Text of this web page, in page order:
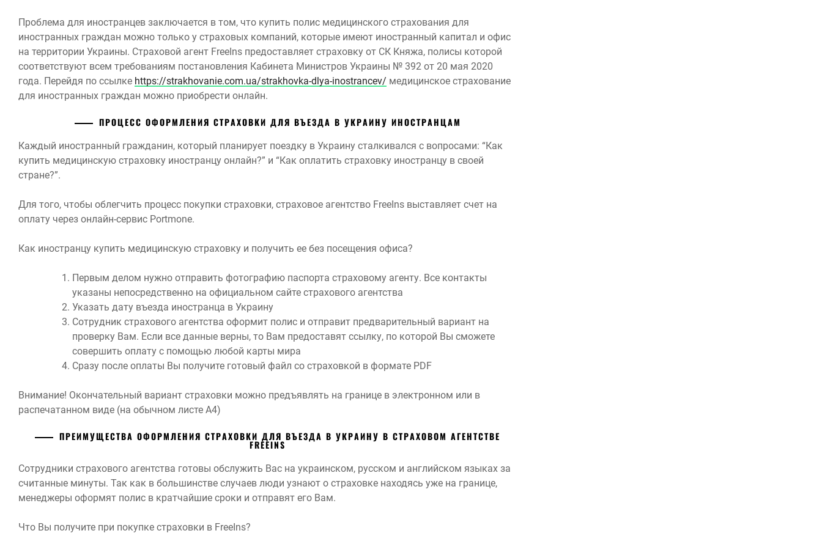
Проблема для иностранцев заключается в том, что купить полис медицинского страхования для
иностранных граждан можно только у страховых компаний, которые имеют иностранный капитал и офис
на территории Украины. Страховой агент FreeIns предоставляет страховку от СК Княжа, полисы которой
соответствуют всем требованиям постановления Кабинета Министров Украины № 392 от 20 мая 2020
года. Перейдя по ссылке https://strakhovanie.com.ua/strakhovka-dlya-inostrancev/ медицинское страхование
для иностранных граждан можно приобрести онлайн.
ПРОЦЕСС ОФОРМЛЕНИЯ СТРАХОВКИ ДЛЯ ВЪЕЗДА В УКРАИНУ ИНОСТРАНЦАМ
Каждый иностранный гражданин, который планирует поездку в Украину сталкивался с вопросами: “Как
купить медицинскую страховку иностранцу онлайн?” и “Как оплатить страховку иностранцу в своей
стране?”.
Для того, чтобы облегчить процесс покупки страховки, страховое агентство FreeIns выставляет счет на
оплату через онлайн-сервис Portmone.
Как иностранцу купить медицинскую страховку и получить ее без посещения офиса?
Первым делом нужно отправить фотографию паспорта страховому агенту. Все контакты
указаны непосредственно на официальном сайте страхового агентства
Указать дату въезда иностранца в Украину
Сотрудник страхового агентства оформит полис и отправит предварительный вариант на
проверку Вам. Если все данные верны, то Вам предоставят ссылку, по которой Вы сможете
совершить оплату с помощью любой карты мира
Сразу после оплаты Вы получите готовый файл со страховкой в формате PDF
Внимание! Окончательный вариант страховки можно предъявлять на границе в электронном или в
распечатанном виде (на обычном листе А4)
ПРЕИМУЩЕСТВА ОФОРМЛЕНИЯ СТРАХОВКИ ДЛЯ ВЪЕЗДА В УКРАИНУ В СТРАХОВОМ АГЕНТСТВЕ
FREEINS
Сотрудники страхового агентства готовы обслужить Вас на украинском, русском и английском языках за
считанные минуты. Так как в большинстве случаев люди узнают о страховке находясь уже на границе,
менеджеры оформят полис в кратчайшие сроки и отправят его Вам.
Что Вы получите при покупке страховки в FreeIns?